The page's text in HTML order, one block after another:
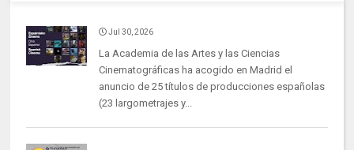
Jul 30, 2026
La Academia de las Artes y las Ciencias
Cinematográficas ha acogido en Madrid el
anuncio de 25 títulos de producciones españolas
(23 largometrajes y...